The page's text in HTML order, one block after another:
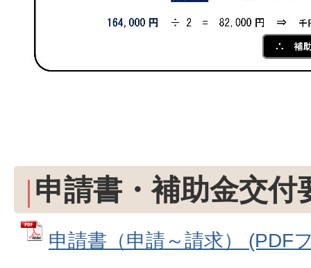
申請書・補助金交付
申請書（申請～請求） (PDF